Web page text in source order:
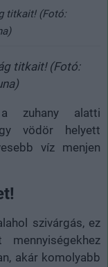
titkait! (Fotó:
titkait! (Fotó:
a zuhany alatti
vödör helyett
víz menjen
szivárgás, ez
akár komolyabb